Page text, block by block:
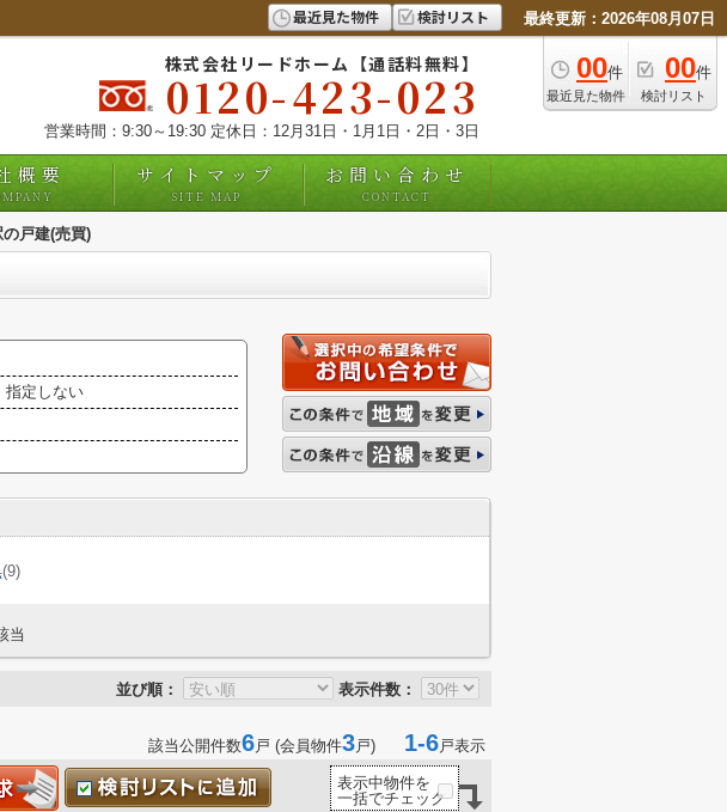
最近見た物件 検討リスト 最終更新：2026年08月07日
00件
最近見た物件
00件
検討リスト
株式会社リードホーム【通話料無料】
0120-423-023
営業時間：9:30～19:30 定休日：12月31日・1月1日・2日・3日
概要 サイトマップ
SITE MAP
お問い合わせ
CONTACT
の戸建(売買)
指定しない
(9)
当
並び順： 表示件数：
該当公開件数6戸 (会員物件3戸) 1-6戸表示
表示中物件を
一括でチェック